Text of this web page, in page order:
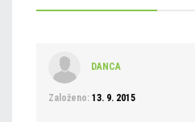
DANCA
Založeno: 13. 9. 2015